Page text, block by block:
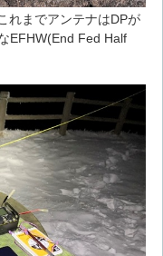
れまでアンテナはDPが
EFHW(End Fed Half